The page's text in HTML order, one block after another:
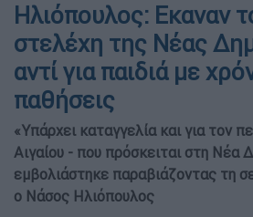
Ηλιόπουλος: Εκαναν
στελέχη της Νέας
αντί για παιδιά με
παθήσεις
«Υπάρχει καταγγελία και για τον
Αιγαίου - που πρόσκειται στη Νέα
εμβολιάστηκε παραβιάζοντας τη
ο Νάσος Ηλιόπουλος